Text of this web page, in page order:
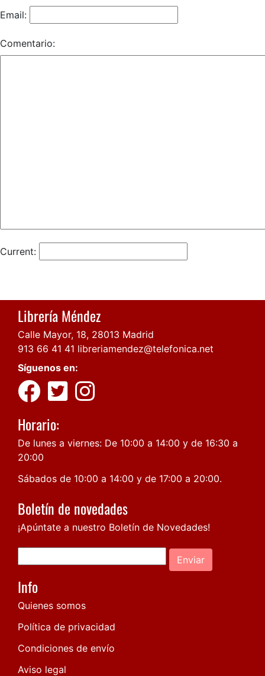
Email:
Comentario:
Current:
Librería Méndez
Calle Mayor, 18, 28013 Madrid
913 66 41 41 libreriamendez@telefonica.net
Síguenos en:
Horario:
De lunes a viernes: De 10:00 a 14:00 y de 16:30 a
20:00
Sábados de 10:00 a 14:00 y de 17:00 a 20:00.
Boletín de novedades
¡Apúntate a nuestro Boletín de Novedades!
Enviar
Info
Quienes somos
Política de privacidad
Condiciones de envío
Aviso legal